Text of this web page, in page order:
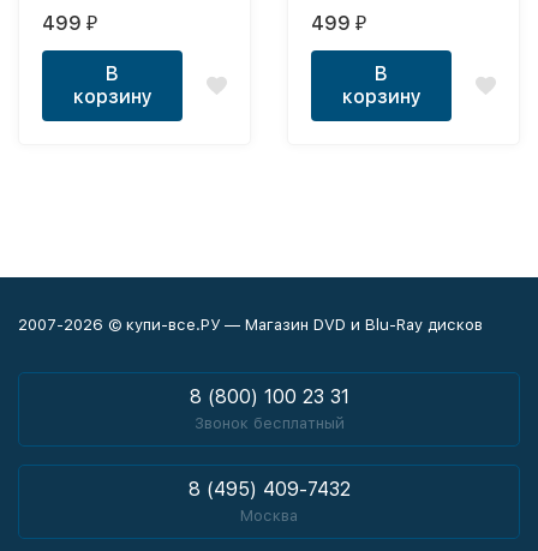
2021, полная версия,
16 серий)
499 ₽
В
корзину
20 серий)
499 ₽
В
корзину
2007-2026 © купи-все.РУ — Магазин DVD и Blu-Ray дисков
8 (800) 100 23 31
Звонок бесплатный
8 (495) 409-7432
Москва